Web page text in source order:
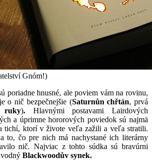
Gnóm!)
poriadne hnusné, ale poviem vám na rovinu,
o nič bezpečnejšie (Saturnůn chřtán, prvá
ruky). Hlavnými postavami Lairdových
a úprimne hororových poviedok sú najmä
tichí, ktorí v živote veľa zažili a veľa stratili.
to, čo pre nich má nachystané ich literárny
nič. Najviac z tohto súdka sú bravúrni
Blackwoodův synek.